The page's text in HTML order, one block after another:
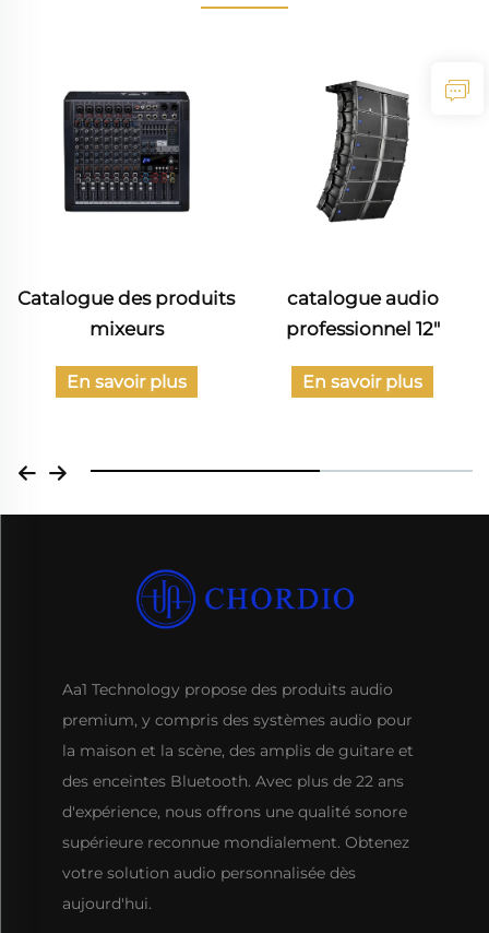
Catalogue des produits
mixeurs
En savoir plus
catalogue audio
professionnel 12"
En savoir plus
Aa1 Technology propose des produits audio
premium, y compris des systèmes audio pour
la maison et la scène, des amplis de guitare et
des enceintes Bluetooth. Avec plus de 22 ans
d'expérience, nous offrons une qualité sonore
supérieure reconnue mondialement. Obtenez
votre solution audio personnalisée dès
aujourd'hui.